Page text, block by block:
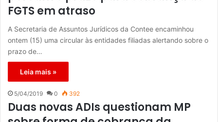
FGTS em atraso
A Secretaria de Assuntos Jurídicos da Contee encaminhou
ontem (15) uma circular às entidades filiadas alertando sobre o
prazo de…
Leia mais »
5/04/2019 0 392
Duas novas ADIs questionam MP